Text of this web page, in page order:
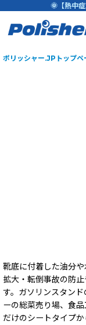
🌞【熱中
ポリッシャー.JPトップペ
靴底に付着した油分
拡大・転倒事故の防
す。ガソリンスタン
ーの総菜売り場、食
だけのシートタイプ